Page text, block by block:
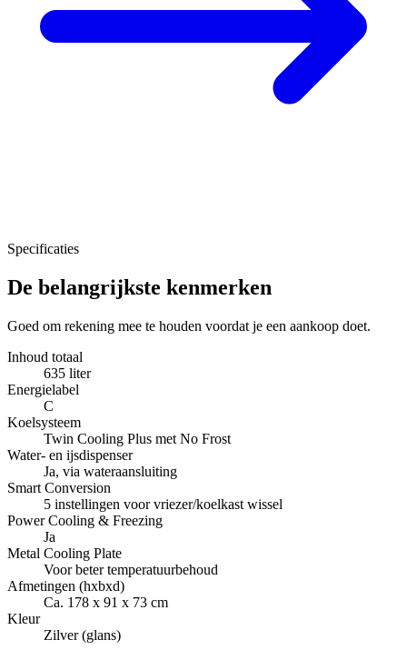
Specificaties
De belangrijkste kenmerken
Goed om rekening mee te houden voordat je een aankoop doet.
Inhoud totaal
635 liter
Energielabel
C
Koelsysteem
Twin Cooling Plus met No Frost
Water- en ijsdispenser
Ja, via wateraansluiting
Smart Conversion
5 instellingen voor vriezer/koelkast wissel
Power Cooling & Freezing
Ja
Metal Cooling Plate
Voor beter temperatuurbehoud
Afmetingen (hxbxd)
Ca. 178 x 91 x 73 cm
Kleur
Zilver (glans)